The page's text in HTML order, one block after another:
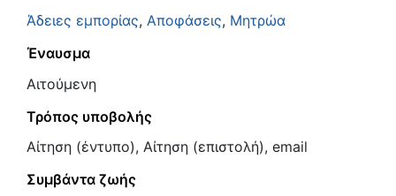
Άδειες εμπορίας, Αποφάσεις, Μητρώα
Έναυσμα
Αιτούμενη
Τρόπος υποβολής
Αίτηση (έντυπο), Αίτηση (επιστολή), email
Συμβάντα ζωής